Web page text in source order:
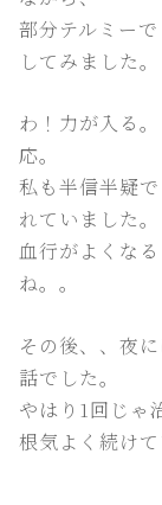
部分テルミー
してみました。
わ！力が入る
応。
私も半信半疑
れていました。
血行がよくな
ね。。
その後、、夜
話でした。
やはり1回じゃ
根気よく続け